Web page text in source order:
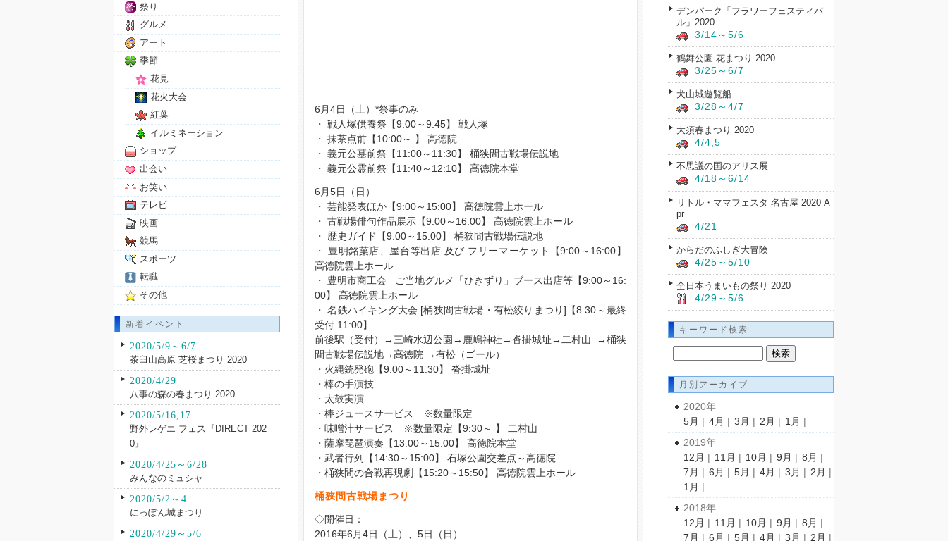
6月4日（土）*祭事のみ
・ 戦人塚供養祭【9:00～9:45】 戦人塚
・ 抹茶点前【10:00～ 】 高徳院
・ 義元公墓前祭【11:00～11:30】 桶狭間古戦場伝説地
・ 義元公霊前祭【11:40～12:10】 高徳院本堂
6月5日（日）
・ 芸能発表ほか【9:00～15:00】 高徳院雲上ホール
・ 古戦場俳句作品展示【9:00～16:00】 高徳院雲上ホール
・ 歴史ガイド【9:00～15:00】 桶狭間古戦場伝説地
・ 豊明銘菓店、屋台等出店 及び フリーマーケット【9:00～16:00】
高徳院雲上ホール
・ 豊明市商工会 ご当地グルメ「ひきずり」ブース出店等【9:00～16:
00】 高徳院雲上ホール
・ 名鉄ハイキング大会 [桶狭間古戦場・有松絞りまつり]【8:30～最終
受付 11:00】
前後駅（受付）→三崎水辺公園→鹿嶋神社→沓掛城址→二村山 →桶狭
間古戦場伝説地→高徳院 →有松（ゴール）
・火縄銃発砲【9:00～11:30】 沓掛城址
・棒の手演技
・太鼓実演
・棒ジュースサービス ※数量限定
・味噌汁サービス ※数量限定【9:30～ 】 二村山
・薩摩琵琶演奏【13:00～15:00】 高徳院本堂
・武者行列【14:30～15:00】 石塚公園交差点～高徳院
・桶狭間の合戦再現劇【15:20～15:50】 高徳院雲上ホール
桶狭間古戦場まつり
◇開催日：
2016年6月4日（土）、5日（日）
祭り
グルメ
アート
季節
花見
花火大会
紅葉
イルミネーション
ショップ
出会い
お笑い
テレビ
映画
競馬
スポーツ
転職
その他
新着イベント
2020/5/9～6/7
茶臼山高原 芝桜まつり 2020
2020/4/29
八事の森の春まつり 2020
2020/5/16,17
野外レゲエ フェス『DIRECT 202
0』
2020/4/25～6/28
みんなのミュシャ
2020/5/2～4
にっぽん城まつり
2020/4/29～5/6
デンパーク「フラワーフェスティバ
ル」2020
3/14～5/6
鶴舞公園 花まつり 2020
3/25～6/7
犬山城遊覧船
3/28～4/7
大須春まつり 2020
4/4,5
不思議の国のアリス展
4/18～6/14
リトル・ママフェスタ 名古屋 2020 A
pr
4/21
からだのふしぎ大冒険
4/25～5/10
全日本うまいもの祭り 2020
4/29～5/6
キーワード検索
月別アーカイブ
2020年
5月 | 4月 | 3月 | 2月 | 1月 |
2019年
12月 | 11月 | 10月 | 9月 | 8月 |
7月 | 6月 | 5月 | 4月 | 3月 | 2月 |
1月 |
2018年
12月 | 11月 | 10月 | 9月 | 8月 |
7月 | 6月 | 5月 | 4月 | 3月 | 2月 |